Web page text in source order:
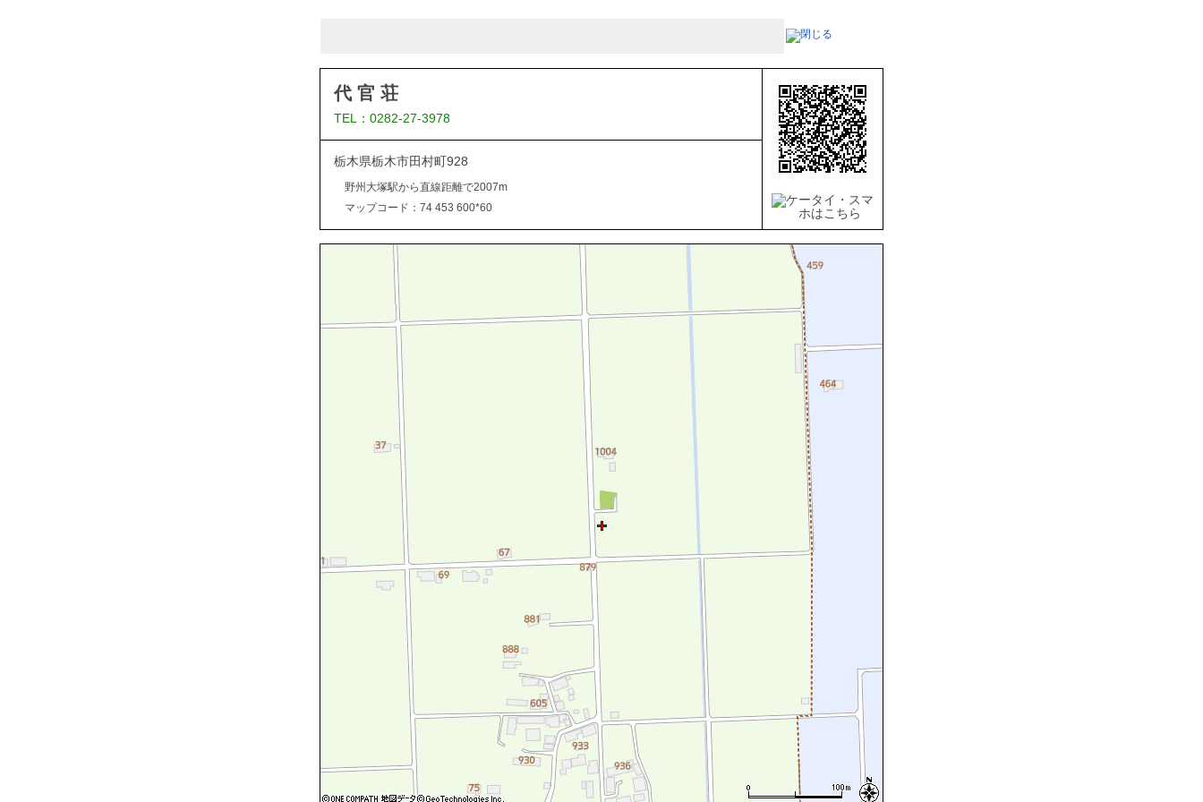
代 官 荘
TEL：0282-27-3978
栃木県栃木市田村町928
野州大塚駅から直線距離で2007m
マップコード：74 453 600*60